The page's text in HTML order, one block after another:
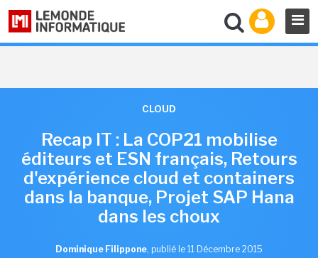
CLOUD
Recap IT : La COP21 mobilise
éditeurs et ESN français, Retours
d'expérience cloud et containers
dans la banque, Projet SAP Hana
dans les choux
Dominique Filippone, publié le 11 Décembre 2015